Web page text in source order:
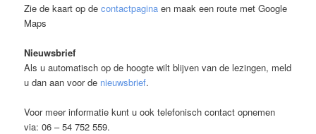
Zie de kaart op decontactpagina en maak een route met Google
Maps
Nieuwsbrief
Als u automatisch op de hoogte wilt blijven van de lezingen, meld
u dan aan voor de nieuwsbrief.
Voor meer informatie kunt u ook telefonisch contact opnemen
via: 06 – 54 752 559.